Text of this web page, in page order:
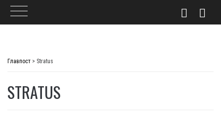
Главпост > Stratus
STRATUS